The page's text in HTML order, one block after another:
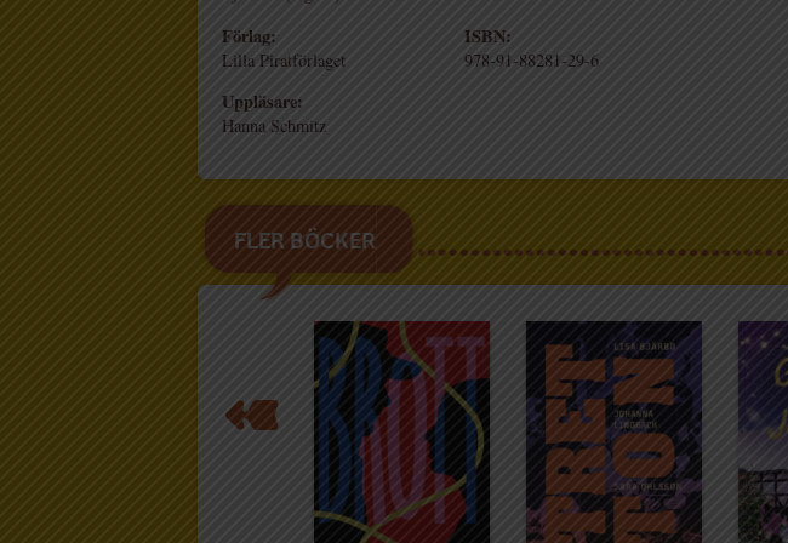
Förlag:
Lilla Piratförlaget
ISBN:
978-91-88281-29-6
Uppläsare:
Hanna Schmitz
FLER BÖCKER